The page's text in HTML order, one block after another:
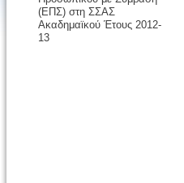
(ΕΠΣ) στη ΣΣΑΣ
Ακαδημαϊκού Έτους 2012-
13